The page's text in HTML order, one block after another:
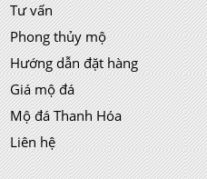
Tư vấn
Phong thủy mộ
Hướng dẫn đặt hàng
Giá mộ đá
Mộ đá Thanh Hóa
Liên hệ